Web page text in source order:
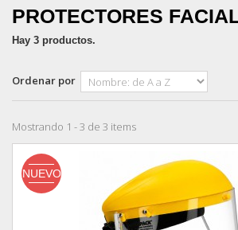
PROTECTORES
Hay 3 productos.
Ordenar por
Mostrando 1 - 3 de 3 items
NUEVO